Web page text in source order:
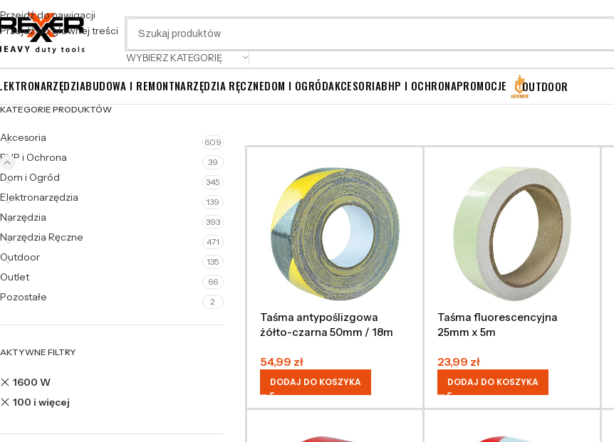
Przejdź do nawigacji
Przejdź do głównej treści
WYBIERZ KATEGORIĘ
BUDOWA I REMONTNARZĘDZIA RĘCZNEDOM I OGRÓDAKCESORIABHP I OCHRONAPROMOCJE OUTDOOR
KATEGORIE PRODUKTÓW
Akcesoria 609
BHP i Ochrona 39
Dom i Ogród 345
Elektronarzędzia 139
Narzędzia 393
Narzędzia Ręczne 471
Outdoor 135
Outlet 66
Pozostałe 2
AKTYWNE FILTRY
1600 W
100 i więcej
Taśma antypoślizgowa
żółto-czarna 50mm / 18m
54,99 zł
DODAJ DO KOSZYKA
Taśma fluorescencyjna
25mm x 5m
23,99 zł
DODAJ DO KOSZYKA